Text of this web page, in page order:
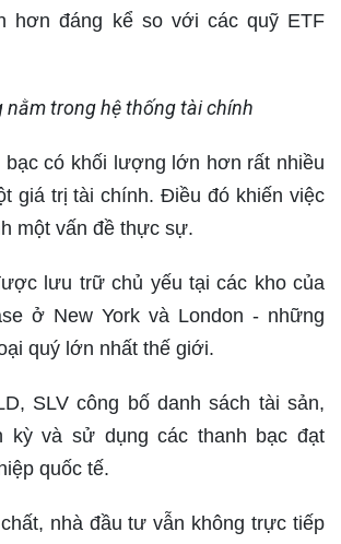
hơn đáng kể so với các quỹ ETF
nằm trong hệ thống tài chính
bạc có khối lượng lớn hơn rất nhiều
giá trị tài chính. Điều đó khiến việc
một vấn đề thực sự.
lưu trữ chủ yếu tại các kho của
ở New York và London - những
quý lớn nhất thế giới.
SLV công bố danh sách tài sản,
kỳ và sử dụng các thanh bạc đạt
quốc tế.
nhà đầu tư vẫn không trực tiếp